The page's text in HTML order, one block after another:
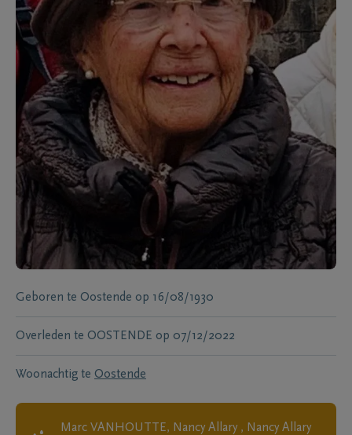
Geboren te Oostende op 16/08/1930
Overleden te OOSTENDE op 07/12/2022
Woonachtig te Oostende
Marc VANHOUTTE, Nancy Allary , Nancy Allary